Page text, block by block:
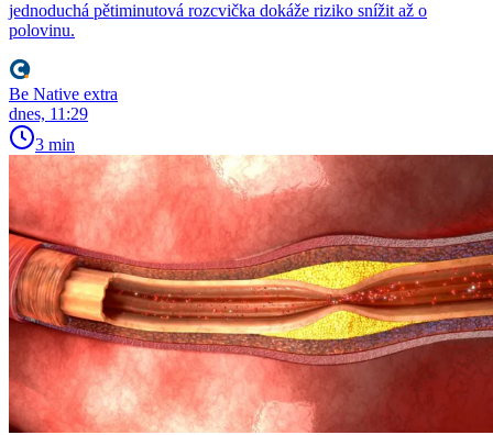
jednoduchá pětiminutová rozcvička dokáže riziko snížit až o
polovinu.
Be Native extra
dnes, 11:29
3 min